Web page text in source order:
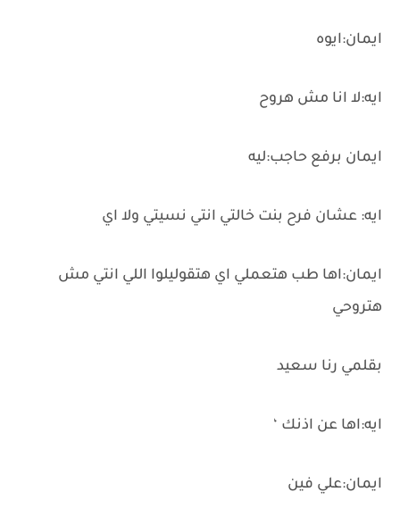
ايمان:ايوه
ايه:لا انا مش هروح
ايمان برفع حاجب:ليه
ايه: عشان فرح بنت خالتي انتي نسيتي ولا اي
ايمان:اها طب هتعملي اي هتقوليلوا اللي انتي مش
هتروحي
بقلمي رنا سعيد
ايه:اها عن اذنك ‘
ايمان:علي فين